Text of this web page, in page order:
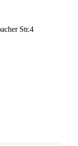
Str.4